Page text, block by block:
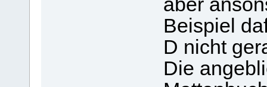
Beispiel
D nicht
Die